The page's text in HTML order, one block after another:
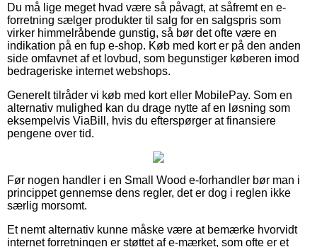
Du må lige meget hvad være så påvagt, at såfremt en e-
forretning sælger produkter til salg for en salgspris som
virker himmelråbende gunstig, så bør det ofte være en
indikation på en fup e-shop. Køb med kort er på den anden
side omfavnet af et lovbud, som begunstiger køberen imod
bedrageriske internet webshops.
Generelt tilråder vi køb med kort eller MobilePay. Som en
alternativ mulighed kan du drage nytte af en løsning som
eksempelvis ViaBill, hvis du efterspørger at finansiere
pengene over tid.
Før nogen handler i en Small Wood e-forhandler bør man i
princippet gennemse dens regler, det er dog i reglen ikke
særlig morsomt.
Et nemt alternativ kunne måske være at bemærke hvorvidt
internet forretningen er støttet af e-mærket, som ofte er et